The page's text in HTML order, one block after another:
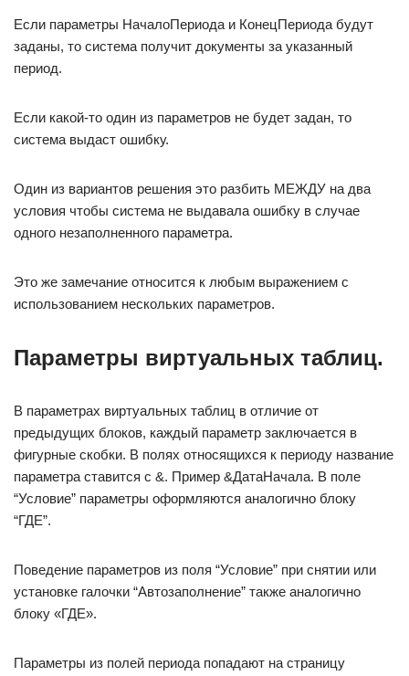
Если параметры НачалоПериода и КонецПериода будут
заданы, то система получит документы за указанный
период.
Если какой-то один из параметров не будет задан, то
система выдаст ошибку.
Один из вариантов решения это разбить МЕЖДУ на два
условия чтобы система не выдавала ошибку в случае
одного незаполненного параметра.
Это же замечание относится к любым выражением с
использованием нескольких параметров.
Параметры виртуальных таблиц.
В параметрах виртуальных таблиц в отличие от
предыдущих блоков, каждый параметр заключается в
фигурные скобки. В полях относящихся к периоду название
параметра ставится с &. Пример &ДатаНачала. В поле
“Условие” параметры оформляются аналогично блоку
“ГДЕ”.
Поведение параметров из поля “Условие” при снятии или
установке галочки “Автозаполнение” также аналогично
блоку «ГДЕ».
Параметры из полей периода попадают на страницу